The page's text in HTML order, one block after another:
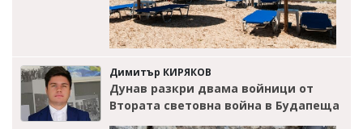
Димитър КИРЯКОВ
Дунав разкри двама войници от
Втората световна война в Будапеща